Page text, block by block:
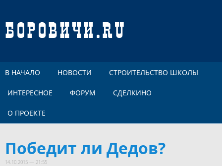
В НАЧАЛО НОВОСТИ СТРОИТЕЛЬСТВО ШКОЛЫ
ИНТЕРЕСНОЕ ФОРУМ СДЕЛКИНО
О ПРОЕКТЕ
Победит ли Дедов?
14.10.2015 — 21:55